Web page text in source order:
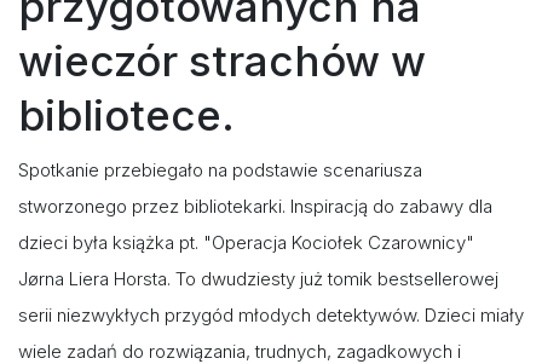
wieczór strachów w
bibliotece.
Spotkanie przebiegało na podstawie scenariusza
stworzonego przez bibliotekarki. Inspiracją do zabawy dla
dzieci była książka pt. "Operacja Kociołek Czarownicy"
Jørna Liera Horsta. To dwudziesty już tomik bestsellerowej
serii niezwykłych przygód młodych detektywów. Dzieci miały
wiele zadań do rozwiązania, trudnych, zagadkowych i